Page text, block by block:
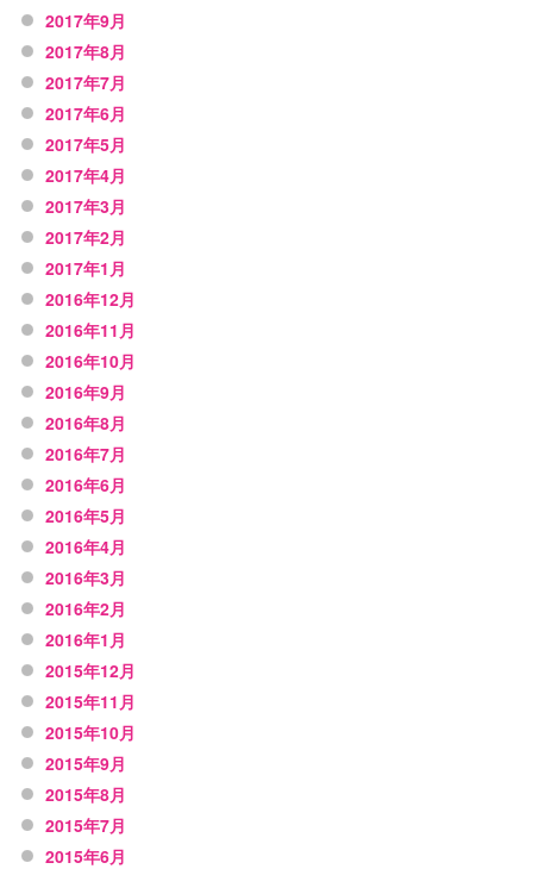
2017年9月
2017年8月
2017年7月
2017年6月
2017年5月
2017年4月
2017年3月
2017年2月
2017年1月
2016年12月
2016年11月
2016年10月
2016年9月
2016年8月
2016年7月
2016年6月
2016年5月
2016年4月
2016年3月
2016年2月
2016年1月
2015年12月
2015年11月
2015年10月
2015年9月
2015年8月
2015年7月
2015年6月